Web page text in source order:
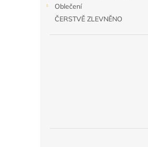
Oblečení
ČERSTVĚ ZLEVNĚNO